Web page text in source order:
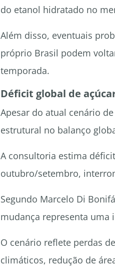
do etanol hidratado no
Além disso, eventuais
próprio Brasil podem
temporada.
Déficit global de
Apesar do atual cenário
estrutural no balanço
A consultoria estima
outubro/setembro,
Segundo Marcelo Di
mudança representa
O cenário reflete perdas
climáticos, redução de